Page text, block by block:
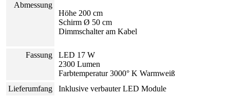
Abmessung
Höhe 200 cm
Schirm Ø 50 cm
Dimmschalter am Kabel
Fassung
LED 17 W
2300 Lumen
Farbtemperatur 3000° K Warmweiß
Lieferumfang
Inklusive verbauter LED Module